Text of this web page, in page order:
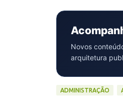
Novos
arquitetura
ADMINISTRAÇÃO